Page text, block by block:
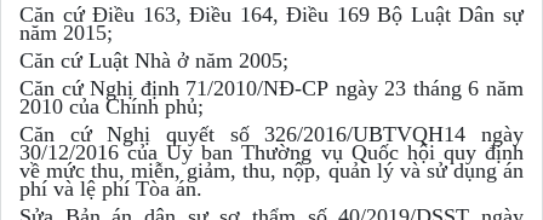
Căn cứ Điều 163, Điều 164, Điều 169 Bộ Luật Dân sự
năm 2015;
Căn cứ Luật Nhà ở năm 2005;
Căn cứ Nghị định 71/2010/NĐ-CP ngày 23 tháng 6 năm
2010 của Chính phủ;
Căn cứ Nghị quyết số 326/2016/UBTVQH14 ngày
30/12/2016 của Ủy ban Thường vụ Quốc hội quy định
về mức thu, miễn, giảm, thu, nộp, quản lý và sử dụng án
phí và lệ phí Tòa án.